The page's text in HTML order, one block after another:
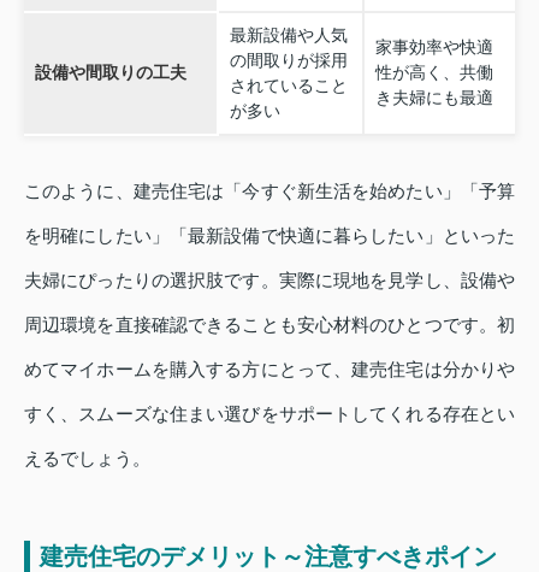
設備や間取りの工夫
最新設備や人気
の間取りが採用
されていること
が多い
家事効率や快適
性が高く、共働
き夫婦にも最適
このように、建売住宅は「今すぐ新生活を始めたい」「予算
を明確にしたい」「最新設備で快適に暮らしたい」といった
夫婦にぴったりの選択肢です。実際に現地を見学し、設備や
周辺環境を直接確認できることも安心材料のひとつです。初
めてマイホームを購入する方にとって、建売住宅は分かりや
すく、スムーズな住まい選びをサポートしてくれる存在とい
えるでしょう。
建売住宅のデメリット～注意すべきポイン